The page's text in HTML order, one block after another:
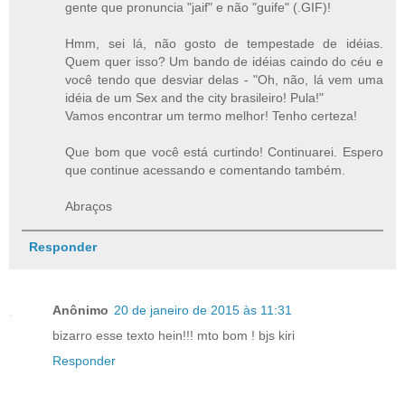
gente que pronuncia "jaif" e não "guife" (.GIF)!
Hmm, sei lá, não gosto de tempestade de idéias.
Quem quer isso? Um bando de idéias caindo do céu e
você tendo que desviar delas - "Oh, não, lá vem uma
idéia de um Sex and the city brasileiro! Pula!"
Vamos encontrar um termo melhor! Tenho certeza!
Que bom que você está curtindo! Continuarei. Espero
que continue acessando e comentando também.
Abraços
Responder
Anônimo 20 de janeiro de 2015 às 11:31
bizarro esse texto hein!!! mto bom ! bjs kiri
Responder